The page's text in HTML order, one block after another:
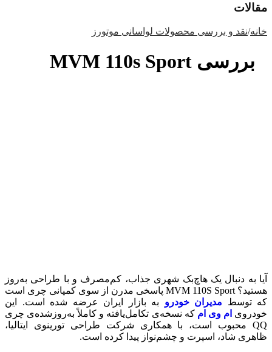
مقالات
خانه/نقد و بررسی محصولات لواسانی موتورز
بررسی MVM 110s Sport
آیا به دنبال یک هاچ‌بک شهری جذاب، کم‌مصرف و با طراحی به‌روز
هستید؟ MVM 110S Sport پاسخی مدرن از سوی کمپانی چری است
که توسط مدیران خودرو
به بازار ایران عرضه شده است. این
خودروی ام وی ام که نسخه‌ی تکامل‌یافته و کاملاً به‌روزشده‌ی چری
QQ محبوب است، با همکاری شرکت طراحی تورینوی ایتالیا،
ظاهری شاد، اسپرت و چشم‌نواز پیدا کرده است.